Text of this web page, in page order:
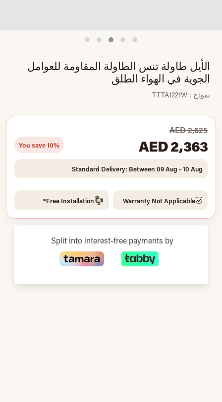
الأيل طاولة تنس الطاولة المقاومة للعوامل
الجوية في الهواء الطلق
نموذج : TTTA1221W
AED 2,625
AED 2,363
You save 10%
Standard Delivery: Between 09 Aug - 10 Aug
Warranty Not Applicable
Free Installation*
Split into interest-free payments by